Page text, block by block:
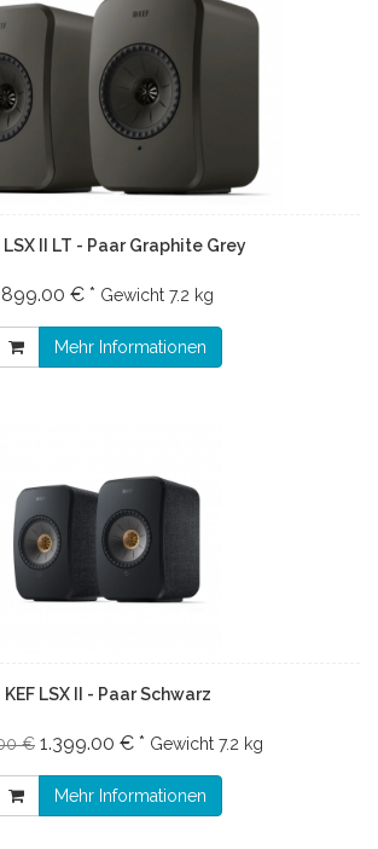
LSX II LT - Paar Graphite Grey
899.00 € * Gewicht 7.2 kg
Mehr Informationen
KEF LSX II - Paar Schwarz
€ 1.399.00 € * Gewicht 7.2 kg
Mehr Informationen